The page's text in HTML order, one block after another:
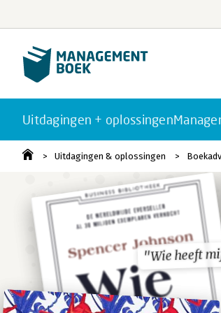
Uitdagingen + oplossingen
Uitdagingen & oplossingen
"Wie heeft
"Wie heeft